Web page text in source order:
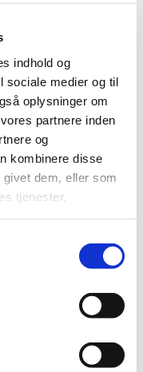
indhold og
sociale medier og til
oplysninger om
partnere inden
og
kombinere disse
dem, eller som
tjenester.
generelt tilskud til
tilskud. Dymista
2.
for
til
mod diabetes i…